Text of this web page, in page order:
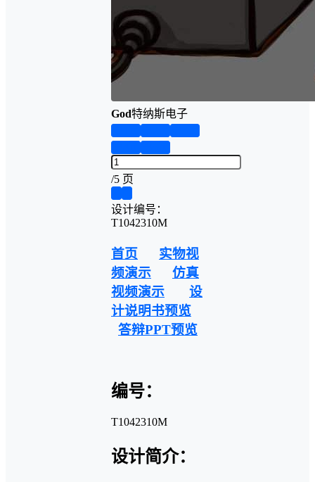
God特纳斯电子
/5 页
设计编号：
T1042310M
首页
实物视
频演示
仿真
视频演示
设
计说明书预览
答辩PPT预览
编号：
T1042310M
设计简介：